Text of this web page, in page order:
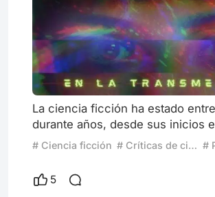
La ciencia ficción ha estado
durante años, desde sus inicios
literatura, ha ido permeando en
implica un anhelo preventivo, un
“¿y si…?” con tendencias
# Ciencia ficción # Críticas de cine #
5